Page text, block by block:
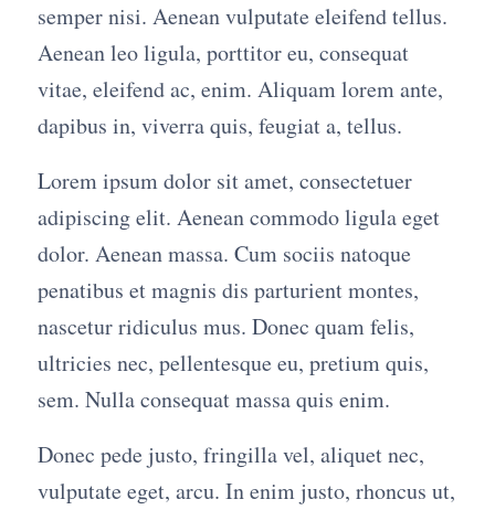
semper nisi. Aenean vulputate eleifend tellus.
Aenean leo ligula, porttitor eu, consequat
vitae, eleifend ac, enim. Aliquam lorem ante,
dapibus in, viverra quis, feugiat a, tellus.
Lorem ipsum dolor sit amet, consectetuer
adipiscing elit. Aenean commodo ligula eget
dolor. Aenean massa. Cum sociis natoque
penatibus et magnis dis parturient montes,
nascetur ridiculus mus. Donec quam felis,
ultricies nec, pellentesque eu, pretium quis,
sem. Nulla consequat massa quis enim.
Donec pede justo, fringilla vel, aliquet nec,
vulputate eget, arcu. In enim justo, rhoncus ut,